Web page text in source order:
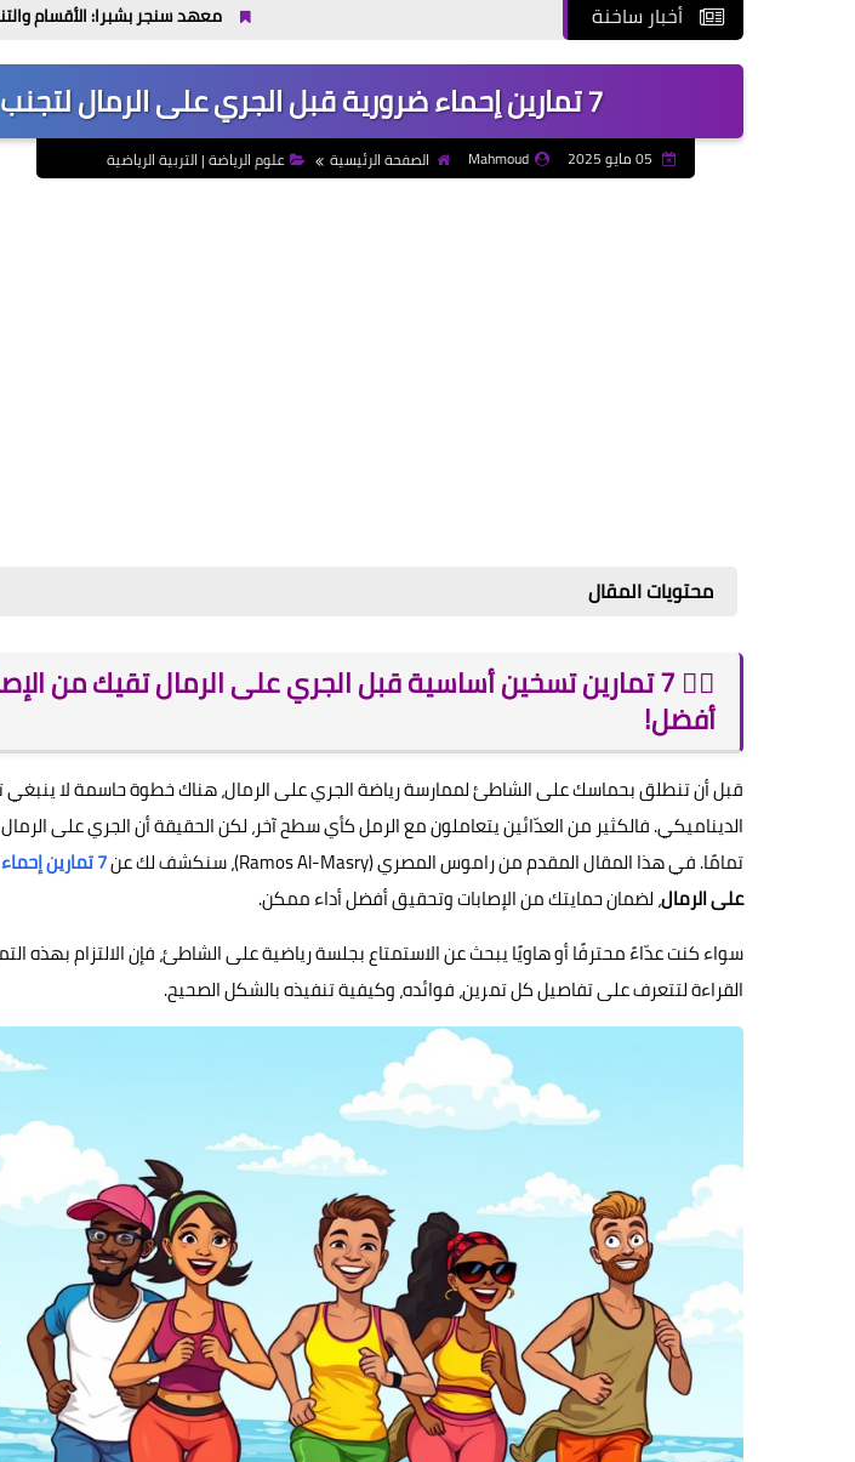
أخبار ساخنة معهد سنجر بشبرا: الأقسام والتنسيق والفرص بعد
7 تمارين إحماء ضرورية قبل الجري على الرمال لتجنب الإصابات
Mahmoud الصفحة الرئيسية علوم الرياضة | التربية الرياضية
محتويات المقال
🏃‍♂️ 7 تمارين تسخين أساسية قبل الجري على الرمال تقيك من
أفضل!
قبل أن تنطلق بحماسك على الشاطئ لممارسة رياضة الجري على الرمال، هناك خطوة حاسمة لا
الديناميكي. فالكثير من العدّائين يتعاملون مع الرمل كأي سطح آخر، لكن الحقيقة أن الجري على
تمامًا. في هذا المقال المقدم من راموس المصري (Ramos Al-Masry)، سنكشف لك عن
7 تمارين إحماء
على الرمال، لضمان حمايتك من الإصابات وتحقيق أفضل أداء ممكن.
سواء كنت عدّاءً محترفًا أو هاويًا يبحث عن الاستمتاع بجلسة رياضية على الشاطئ، فإن الالتزام بهذه
القراءة لتتعرف على تفاصيل كل تمرين، فوائده، وكيفية تنفيذه بالشكل الصحيح.